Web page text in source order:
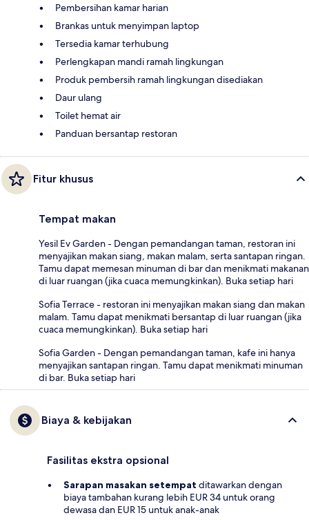
Pembersihan kamar harian
Brankas untuk menyimpan laptop
Tersedia kamar terhubung
Perlengkapan mandi ramah lingkungan
Produk pembersih ramah lingkungan disediakan
Daur ulang
Toilet hemat air
Panduan bersantap restoran
Fitur khusus
Tempat makan
Yesil Ev Garden - Dengan pemandangan taman, restoran ini
menyajikan makan siang, makan malam, serta santapan ringan.
Tamu dapat memesan minuman di bar dan menikmati makanan
di luar ruangan (jika cuaca memungkinkan). Buka setiap hari
Sofia Terrace - restoran ini menyajikan makan siang dan makan
malam. Tamu dapat menikmati bersantap di luar ruangan (jika
cuaca memungkinkan). Buka setiap hari
Sofia Garden - Dengan pemandangan taman, kafe ini hanya
menyajikan santapan ringan. Tamu dapat menikmati minuman
di bar. Buka setiap hari
Biaya & kebijakan
Fasilitas ekstra opsional
Sarapan masakan setempat ditawarkan dengan
biaya tambahan kurang lebih EUR 34 untuk orang
dewasa dan EUR 15 untuk anak-anak